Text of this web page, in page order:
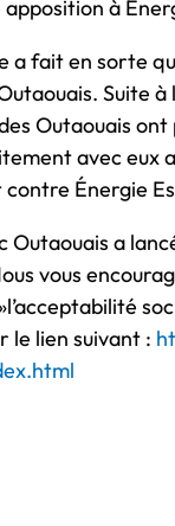
à
fait en sorte
Suite
Outaouais
avec eux
contre Énergie
Outaouais a
vous
le lien suivant :